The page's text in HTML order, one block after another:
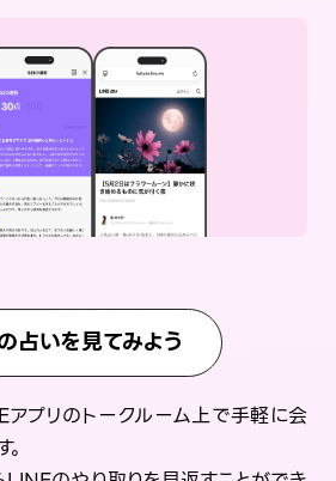
占いを見てみよう
アプリのトークルーム上で手軽に会